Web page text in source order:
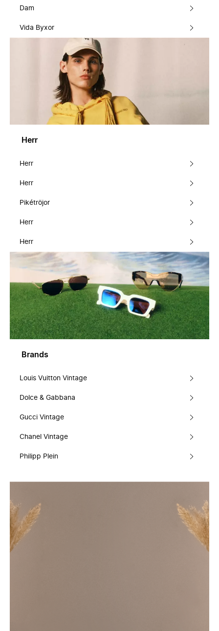
Dam
Vida Byxor
Herr
Herr
Herr
Pikétröjor
Herr
Herr
Brands
Louis Vuitton Vintage
Dolce & Gabbana
Gucci Vintage
Chanel Vintage
Philipp Plein